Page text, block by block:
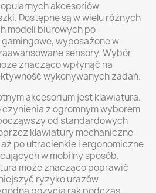
akcesoriów
Dostępne są w wielu różnych
modeli biurowych po
wyposażone w
sensory. Wybór
znacząco wpłynąć na
wykonywanych zadań.
akcesorium jest klawiatura.
z ogromnym wyborem
od standardowych
klawiatury mechaniczne
po ultracienkie i ergonomiczne
w mobilny sposób.
może znacząco poprawić
ryzyko urazów